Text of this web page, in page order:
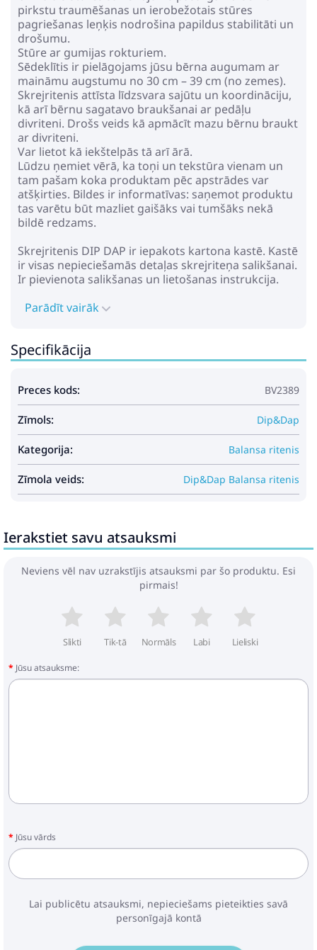
pirkstu traumēšanas un ierobežotais stūres
pagriešanas leņķis nodrošina papildus stabilitāti un
drošumu.
Stūre ar gumijas rokturiem.
Sēdeklītis ir pielāgojams jūsu bērna augumam ar
maināmu augstumu no 30 cm – 39 cm (no zemes).
Skrejritenis attīsta līdzsvara sajūtu un koordināciju,
kā arī bērnu sagatavo braukšanai ar pedāļu
divriteni. Drošs veids kā apmācīt mazu bērnu braukt
ar divriteni.
Var lietot kā iekštelpās tā arī ārā.
Lūdzu ņemiet vērā, ka toņi un tekstūra vienam un
tam pašam koka produktam pēc apstrādes var
atšķirties. Bildes ir informatīvas: saņemot produktu
tas varētu būt mazliet gaišāks vai tumšāks nekā
bildē redzams.
Skrejritenis DIP DAP ir iepakots kartona kastē. Kastē
ir visas nepieciešamās detaļas skrejriteņa salikšanai.
Ir pievienota salikšanas un lietošanas instrukcija.
Parādīt vairāk
Specifikācija
Preces kods: BV2389
Zīmols: Dip&Dap
Kategorija: Balansa ritenis
Zīmola veids: Dip&Dap Balansa ritenis
Ierakstiet savu atsauksmi
Neviens vēl nav uzrakstījis atsauksmi par šo produktu. Esi
pirmais!
Slikti Tik-tā Normāls Labi Lieliski
Jūsu atsauksme:
Jūsu vārds
Lai publicētu atsauksmi, nepieciešams pieteikties savā
personīgajā kontā